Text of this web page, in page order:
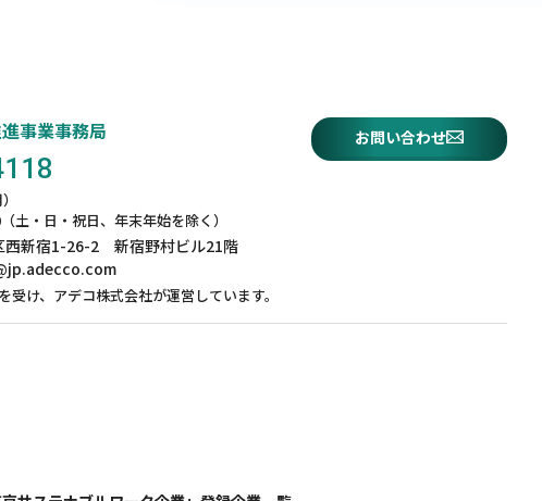
事業事務局
土・日・祝日、年末年始を除く）
西新宿1-26-2 新宿野村ビル21階
け、アデコ株式会社が運営しています。
お問い合わせ